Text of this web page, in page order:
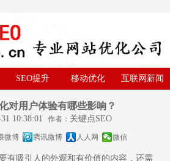
SEO提升 移动优化 互联网新闻
对用户体验有哪些影响？
10:38:01 作者： 关键点SEO
微博 腾讯微博 人人网 微信
吸引人的外观和有价值的内容，还需